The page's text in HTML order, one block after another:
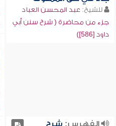
للشيخ: عبد المحسن العباد
جزء من محاضرة ( شرح سنن أبي
داود [586])
الفهرس: شرح